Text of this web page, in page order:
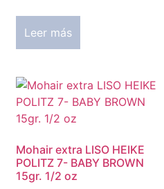
Leer más
Mohair extra LISO HEIKE
POLITZ 7- BABY BROWN
15gr. 1/2 oz